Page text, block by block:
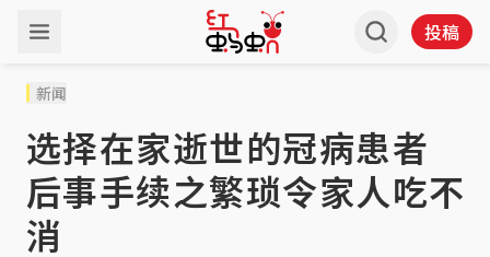
投稿
新闻
选择在家逝世的冠病患者
后事手续之繁琐令家人吃不
消